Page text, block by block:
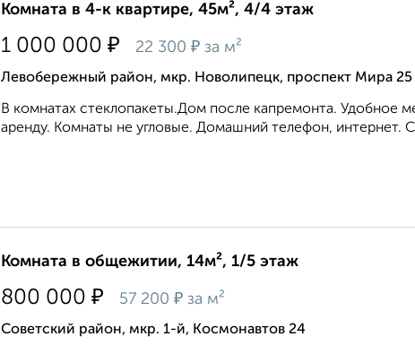
Комната в 4-к квартире, 45м², 4/4 этаж
1 000 000 ₽ 22 300 ₽ за м²
Левобережный район, мкр. Новолипецк, проспект Мира 25
В комнатах стеклопакеты.Дом после капремонта.
аренду. Комнаты не угловые. Домашний телефон, интернет.
Комната в общежитии, 14м², 1/5 этаж
800 000 ₽ 57 200 ₽ за м²
Советский район, мкр. 1-й, Космонавтов 24